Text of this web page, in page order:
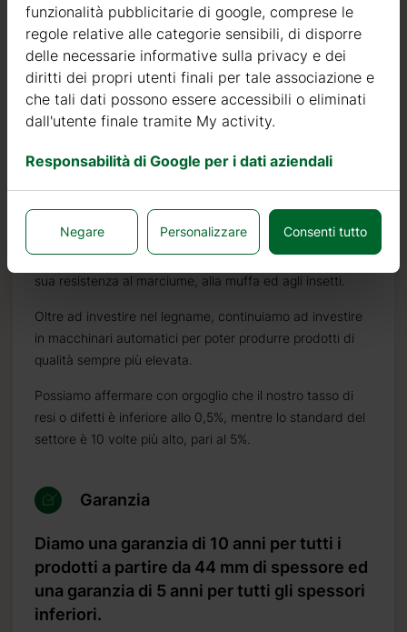
Qualità
Siamo attivi nel settore della produzione di strutture in
legno dal 2004. Nel corso di questi anni, abbiamo
selezionato i migliori fornitori di legname. Utilizziamo
proveniente da foreste certificate FSC nell’Europa del
Il legno di abete nordico si distingue per le sue
caratteristiche ideali per la costruzione di case in legno. È
di colore molto chiaro, con pochi nodi ed è noto per la
sua resistenza al marciume, alla muffa ed agli insetti.
Oltre ad investire nel legname, continuiamo ad investire
in macchinari automatici per poter produrre prodotti di
qualità sempre più elevata.
Possiamo affermare con orgoglio che il nostro tasso di
resi o difetti è inferiore allo 0,5%, mentre lo standard del
settore è 10 volte più alto, pari al 5%.
Garanzia
Diamo una garanzia di 10 anni per tutti i
prodotti a partire da 44 mm di spessore ed
una garanzia di 5 anni per tutti gli spessori
inferiori.
funzionalità pubblicitarie di google, comprese le
regole relative alle categorie sensibili, di disporre
delle necessarie informative sulla privacy e dei
diritti dei propri utenti finali per tale associazione e
che tali dati possono essere accessibili o eliminati
dall'utente finale tramite My activity.
Responsabilità di Google per i dati aziendali
Negare Personalizzare Consenti tutto